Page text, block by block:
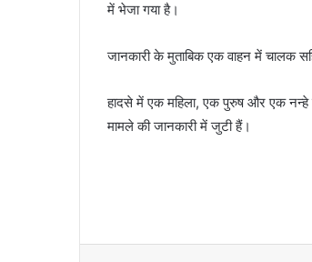
में भेजा गया है।
जानकारी के मुताबिक एक वाहन में चालक
हादसे में एक महिला, एक पुरुष और एक नन्हे
मामले की जानकारी में जुटी हैं।